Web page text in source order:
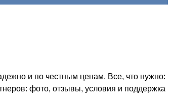
и по честным ценам. Все, что нужно:
фото, отзывы, условия и поддержка